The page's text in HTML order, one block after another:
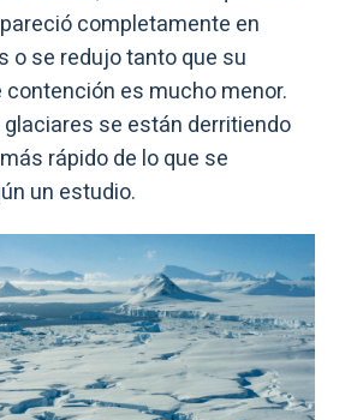
completamente en
o se redujo tanto que su
es mucho menor.
glaciares se están derritiendo
rápido de lo que se
un estudio.